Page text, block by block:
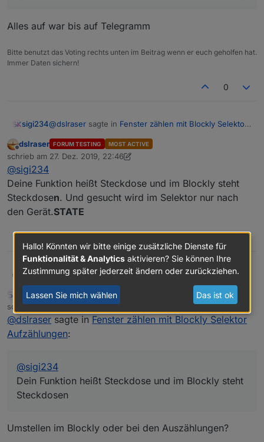
Alles auf war bis auf Telegramm
Bitte benutzt das Voting rechts unten im Beitrag wenn er euch geholfen hat.
Immer Daten sichern!
0
sigi234@dslraser sagte in Fenster zählen mit Blockly Selektor
@sigi234
und ein Bild von Deiner Aufzählung.
Offline
dslraser FORUM TESTING MOST ACTIVE
schrieb am 27. Dez. 2019, 22:46
zuletzt editiert von dslraser
@sigi234
Deine Funktion heißt Steckdose und im Blockly steht
Steckdosen. Und gesucht wird im Selektor nur nach
den Gerät.STATE
dslraser@sigi234
Deine Funktion heißt Steckdose und im Blockly steht
Steckdose n. Und gesucht wird im Selektor nur nach
Online
sigi234 FORUM TESTING MOST ACTIVE
schrieb am27. Dez. 2019, 22:47
zuletzt editiert von
@dslraser sagte in Fenster zählen mit Blockly Selektor
Aufzählungen:
@sigi234
Dein Funktion heißt Steckdose und im Blockly steht
Steckdosen
Umstellen im Blockly oder bei den Auszählungen?
Hallo! Könnten wir bitte einige zusätzliche Dienste für
Funktionalität & Analytics aktivieren? Sie können Ihre
Zustimmung später jederzeit ändern oder zurückziehen.
Lassen Sie mich wählen Das ist ok